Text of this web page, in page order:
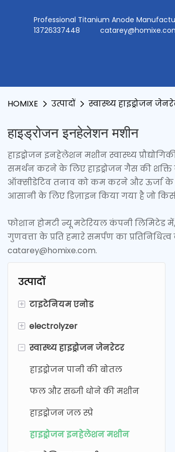
Professional Titanium Anode
13726337448
HOMIXE उत्पादों स्वास्थ्य हाइड्रोजन
हाइड्रोजन इनहेलेशन मशीन
हाइड्रोजन इनहेलेशन मशीन स्वास्थ्य
समर्थन करने के लिए हाइड्रोजन गैस की
ऑक्सीडेटिव तनाव को कम करने और ऊर्जा
आसानी के लिए डिज़ाइन किया गया है जो
फोशान होमटी न्यू मटेरियल कंपनी लिमिटेड
गुणवत्ता के प्रति हमारे समर्पण का
catarey@homixe.com.
उत्पादों
+ टाइटेनियम एनोड
प्लैटिनम लेपित टाइटेनियम
रूथेनियम इरिडियम टाइटेनियम
एनोड
एमएमओ (एसडीए) टाइटेनियम
एनोड
+ electrolyzer
इलेक्ट्रोलिसिस हाइड्रोजन
जेनरेटर
फल एवं सब्जी शोधक
सोडियम हाइपोक्लोराइट जेनरेटर
इलेक्ट्रोलिसिस सेल
- स्वास्थ्य हाइड्रोजन जेनरेटर
हाइड्रोजन पानी की बोतल
फल और सब्जी धोने की मशीन
हाइड्रोजन जल स्प्रे
हाइड्रोजन इनहेलेशन मशीन